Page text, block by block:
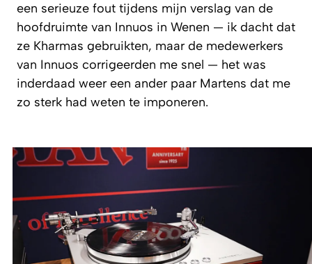
een serieuze fout tijdens mijn verslag van de
hoofdruimte van Innuos in Wenen — ik dacht dat
ze Kharmas gebruikten, maar de medewerkers
van Innuos corrigeerden me snel — het was
inderdaad weer een ander paar Martens dat me
zo sterk had weten te imponeren.